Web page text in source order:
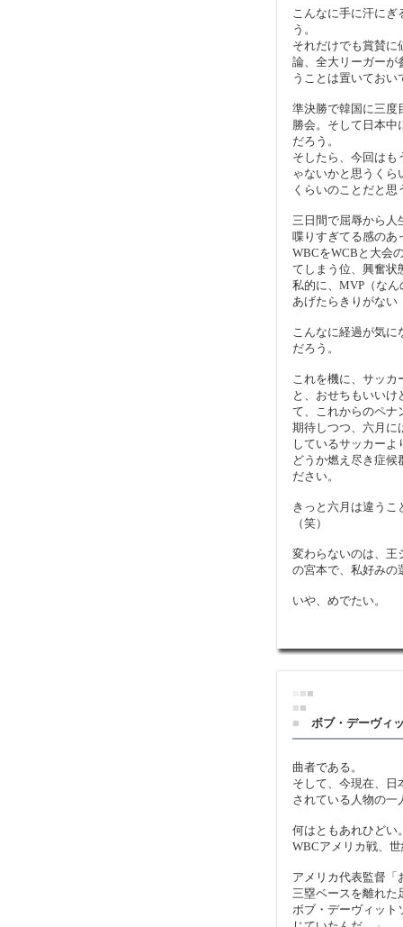
こんなに手に汗にぎ
う。
それだけでも賞賛に
論、全大リーガーが
うことは置いてお
準決勝で韓国に三度
勝会。そして日本中
だろう。
そしたら、今回はも
ゃないかと思うく
くらいのことだと思
三日間で屈辱から人
喋りすぎてる感のあ
WBCをWCBと大会
てしまう位、興奮状
私的に、MVP（な
あげたらきりがない
こんなに経過が気に
だろう。
これを機に、サッカ
と、おせちもいい
て、これからのペナ
期待しつつ、六月に
しているサッカー
どうか燃え尽き症
ださい。
きっと六月は違う
（笑）
変わらないのは、王
の宮本で、私好みの
いや、めでたい。
■■
■■
■
ボブ・デーヴィ
曲者である。
そして、今現在、日
されている人物の一
何はともあれひどい
WBCアメリカ戦、
アメリカ代表監督「
三塁ベースを離れた
ボブ・デーヴィット